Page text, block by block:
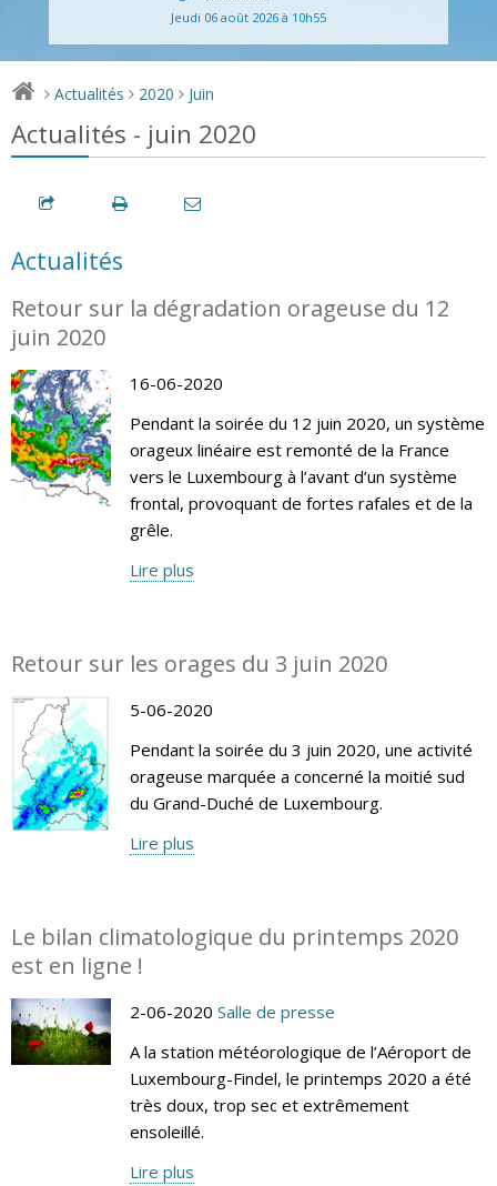
Jeudi 06 août 2026 à 10h55
> Actualités > 2020 > Juin
Actualités - juin 2020
Actualités
Retour sur la dégradation orageuse du 12
juin 2020
16-06-2020
Pendant la soirée du 12 juin 2020, un système
orageux linéaire est remonté de la France
vers le Luxembourg à l’avant d’un système
frontal, provoquant de fortes rafales et de la
grêle.
Lire plus
Retour sur les orages du 3 juin 2020
5-06-2020
Pendant la soirée du 3 juin 2020, une activité
orageuse marquée a concerné la moitié sud
du Grand-Duché de Luxembourg.
Lire plus
Le bilan climatologique du printemps 2020
est en ligne !
2-06-2020 Salle de presse
A la station météorologique de l’Aéroport de
Luxembourg-Findel, le printemps 2020 a été
très doux, trop sec et extrêmement
ensoleillé.
Lire plus